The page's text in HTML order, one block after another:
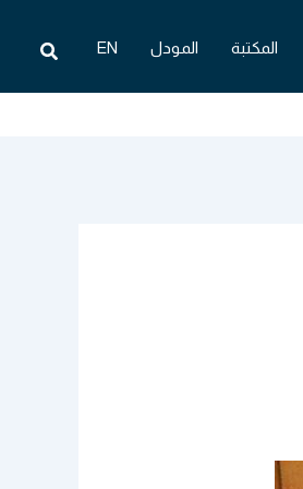
المكتبة المودل EN البحث